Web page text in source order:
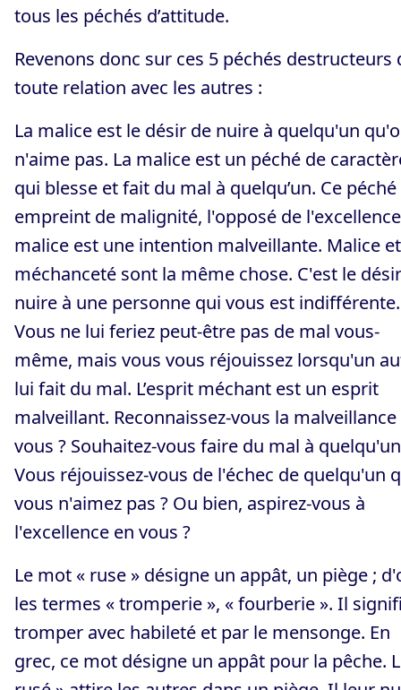
tous les péchés d’attitude.
Revenons donc sur ces 5 péchés destructeurs
toute relation avec les autres :
La malice est le désir de nuire à quelqu'un
n'aime pas. La malice est un péché de
qui blesse et fait du mal à quelqu’un. Ce
empreint de malignité, l'opposé de
malice est une intention malveillante. Malice et
méchanceté sont la même chose. C'est le
nuire à une personne qui vous est indifférente.
Vous ne lui feriez peut-être pas de mal vous-
même, mais vous vous réjouissez lorsqu'un
lui fait du mal. L’esprit méchant est un esprit
malveillant. Reconnaissez-vous la malveillance
vous ? Souhaitez-vous faire du mal à
Vous réjouissez-vous de l'échec de quelqu'un
vous n'aimez pas ? Ou bien, aspirez-vous à
l'excellence en vous ?
Le mot « ruse » désigne un appât, un piège ;
les termes « tromperie », « fourberie ». Il
tromper avec habileté et par le mensonge. En
grec, ce mot désigne un appât pour la pêche.